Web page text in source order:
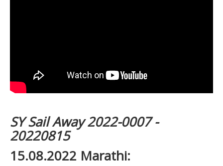
SY Sail Away 2022-0007 -
20220815
15.08.2022 Marathi: